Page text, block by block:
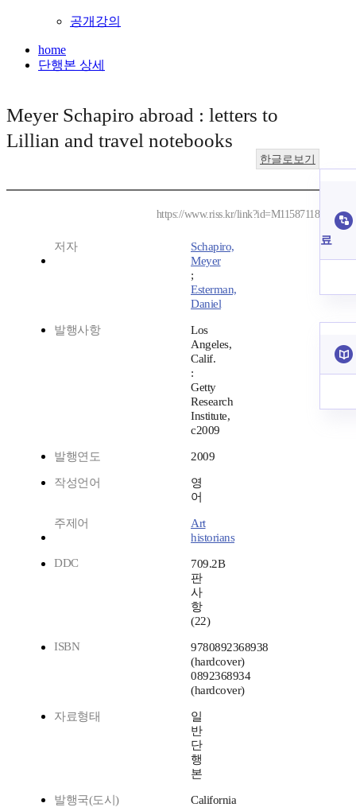
공개강의
home
단행본 상세
Meyer Schapiro abroad : letters to
Lillian and travel notebooks
한글로보기
https://www.riss.kr/link?id=M11587118
저자
Schapiro,
Meyer
;
Esterman,
Daniel
발행사항
Los
Angeles,
Calif.
:
Getty
Research
Institute,
c2009
발행연도 2009
작성언어
영
어
주제어
Art
historians
DDC
709.2B
판
사
항
(22)
ISBN
9780892368938
(hardcover)
0892368934
(hardcover)
자료형태
일
반
단
행
본
발행국(도시) California
료